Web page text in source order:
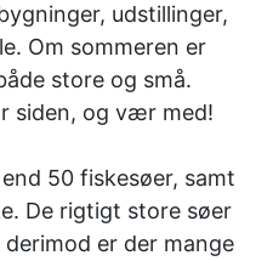
udstillinger,
Om sommeren er
store og små.
siden, og vær med!
50 fiskesøer, samt
De rigtigt store søer
er der mange